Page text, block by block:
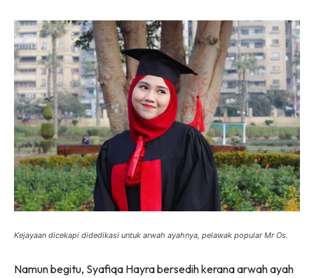
Kejayaan dicekapi didedikasi untuk arwah ayahnya, pelawak popular Mr Os.
Namun begitu, Syafiqa Hayra bersedih kerana arwah ayah